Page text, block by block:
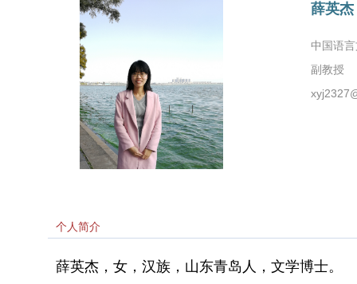
薛英杰
中国语
副教授
个人简介
薛英杰，女，汉族，山东青岛人，文学博士。